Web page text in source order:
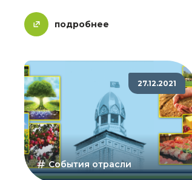
подробнее
27.12.2021
События отрасли